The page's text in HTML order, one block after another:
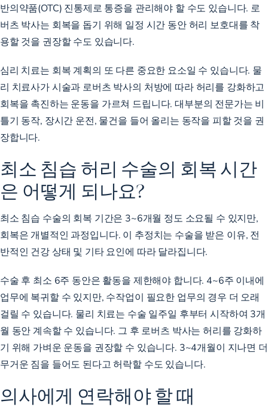
반의약품(OTC) 진통제로 통증을 관리해야 할 수도 있습니다. 로
버츠 박사는 회복을 돕기 위해 일정 시간 동안 허리 보호대를 착
용할 것을 권장할 수도 있습니다.
심리 치료는 회복 계획의 또 다른 중요한 요소일 수 있습니다. 물
리 치료사가 시술과 로버츠 박사의 처방에 따라 허리를 강화하고
회복을 촉진하는 운동을 가르쳐 드립니다. 대부분의 전문가는 비
틀기 동작, 장시간 운전, 물건을 들어 올리는 동작을 피할 것을 권
장합니다.
최소 침습 허리 수술의 회복 시간
은 어떻게 되나요?
최소 침습 수술의 회복 기간은 3~6개월 정도 소요될 수 있지만,
회복은 개별적인 과정입니다. 이 추정치는 수술을 받은 이유, 전
반적인 건강 상태 및 기타 요인에 따라 달라집니다.
수술 후 최소 6주 동안은 활동을 제한해야 합니다. 4~6주 이내에
업무에 복귀할 수 있지만, 수작업이 필요한 업무의 경우 더 오래
걸릴 수 있습니다. 물리 치료는 수술 일주일 후부터 시작하여 3개
월 동안 계속할 수 있습니다. 그 후 로버츠 박사는 허리를 강화하
기 위해 가벼운 운동을 권장할 수 있습니다. 3~4개월이 지나면 더
무거운 짐을 들어도 된다고 허락할 수도 있습니다.
의사에게 연락해야 할 때